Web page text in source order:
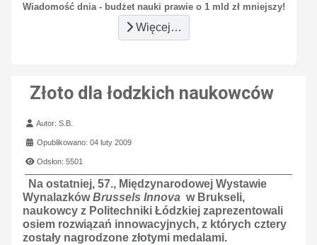
Wiadomość dnia - budżet nauki prawie o 1 mld zł mniejszy!
Więcej…
Złoto dla łodzkich naukowców
Szczegóły
Autor:S.B.
Opublikowano: 04 luty 2009
Odsłon: 5501
Na ostatniej, 57., Międzynarodowej Wystawie
WynalazkówBrussels Innova w Brukseli,
naukowcy z Politechniki Łódzkiej zaprezentowali
osiem rozwiązań innowacyjnych, z których cztery
zostały nagrodzone złotymi medalami.